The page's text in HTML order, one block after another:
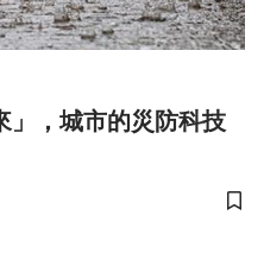
」，城市的災防科技
儲